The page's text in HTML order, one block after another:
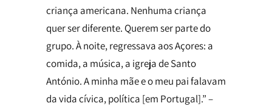
criança americana. Nenhuma criança
quer ser diferente. Querem ser parte do
grupo. À noite, regressava aos Açores: a
comida, a música, a igreja de Santo
António. A minha mãe e o meu pai falavam
da vida cívica, política [em Portugal].” –